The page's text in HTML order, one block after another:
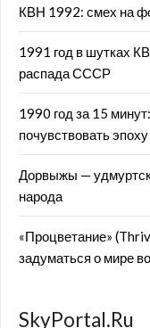
КВН 1992: смех на
1991 год в шутках
распада СССР
1990 год за 15
почувствовать эпоху
Дорвыжы —
народа
«Процветание»
задуматься о мире
SkyPortal.Ru